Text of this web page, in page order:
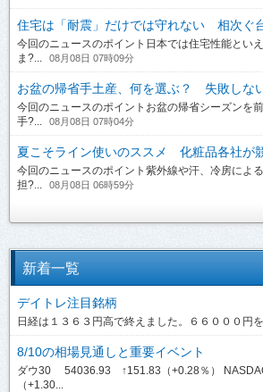
住宅は「耐震」だけでは守れない 相次ぐ
今回のニュースのポイント日本では住宅性能とい
ま?...
08月08日 07時09分
お盆の帰省手土産、何を選ぶ？ 失敗しな
今回のニュースのポイントお盆の帰省シーズンを
手?...
08月08日 07時04分
夏こそライン使いのススメ 化粧品各社が
今回のニュースのポイント紫外線や汗、冷房によ
担?...
08月08日 06時59分
新着一覧
デイトレ注目銘柄
日経は１３６３円高で終えました。６６０００円
8/10の相場見通しと重要イベント
ダウ30 54036.93 ↑151.83（+0.28％）
（+1.30...